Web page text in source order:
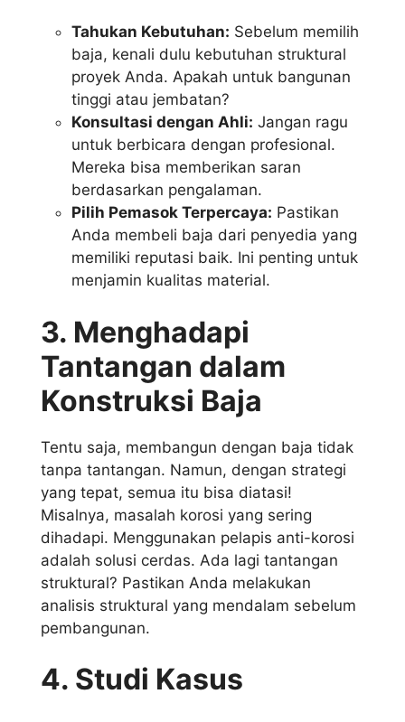
Tahukan Kebutuhan: Sebelum memilih
baja, kenali dulu kebutuhan struktural
proyek Anda. Apakah untuk bangunan
tinggi atau jembatan?
Konsultasi dengan Ahli: Jangan ragu
untuk berbicara dengan profesional.
Mereka bisa memberikan saran
berdasarkan pengalaman.
Pilih Pemasok Terpercaya: Pastikan
Anda membeli baja dari penyedia yang
memiliki reputasi baik. Ini penting untuk
menjamin kualitas material.
3. Menghadapi
Tantangan dalam
Konstruksi Baja
Tentu saja, membangun dengan baja tidak
tanpa tantangan. Namun, dengan strategi
yang tepat, semua itu bisa diatasi!
Misalnya, masalah korosi yang sering
dihadapi. Menggunakan pelapis anti-korosi
adalah solusi cerdas. Ada lagi tantangan
struktural? Pastikan Anda melakukan
analisis struktural yang mendalam sebelum
pembangunan.
4. Studi Kasus